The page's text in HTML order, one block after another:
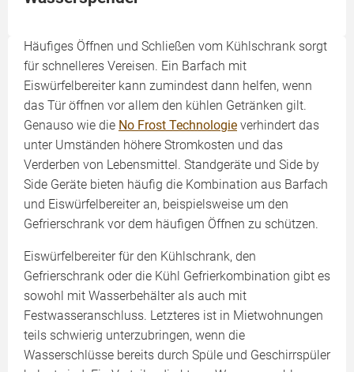
Häufiges Öffnen und Schließen vom Kühlschrank sorgt
für schnelleres Vereisen. Ein Barfach mit
Eiswürfelbereiter kann zumindest dann helfen, wenn
das Tür öffnen vor allem den kühlen Getränken gilt.
Genauso wie die No Frost Technologie verhindert das
unter Umständen höhere Stromkosten und das
Verderben von Lebensmittel. Standgeräte und Side by
Side Geräte bieten häufig die Kombination aus Barfach
und Eiswürfelbereiter an, beispielsweise um den
Gefrierschrank vor dem häufigen Öffnen zu schützen.
Eiswürfelbereiter für den Kühlschrank, den
Gefrierschrank oder die Kühl Gefrierkombination gibt es
sowohl mit Wasserbehälter als auch mit
Festwasseranschluss. Letzteres ist in Mietwohnungen
teils schwierig unterzubringen, wenn die
Wasserschlüsse bereits durch Spüle und Geschirrspüler